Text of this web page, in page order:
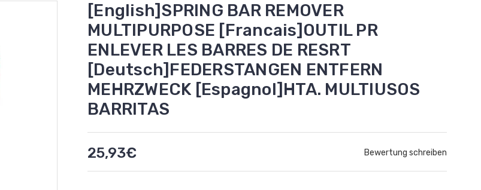
[English]SPRING BAR REMOVER
MULTIPURPOSE [Francais]OUTIL PR
ENLEVER LES BARRES DE RESRT
[Deutsch]FEDERSTANGEN ENTFERN
MEHRZWECK [Espagnol]HTA. MULTIUSOS
BARRITAS
25,93€ Bewertung schreiben